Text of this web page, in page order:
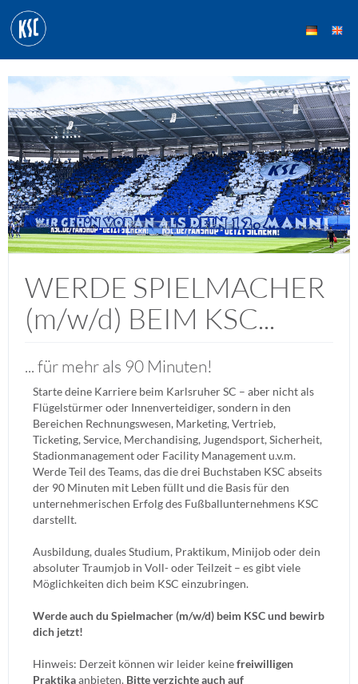
WERDE SPIELMACHER
(m/w/d) BEIM KSC...
... für mehr als 90 Minuten!
Starte deine Karriere beim Karlsruher SC – aber nicht als
Flügelstürmer oder Innenverteidiger, sondern in den
Bereichen Rechnungswesen, Marketing, Vertrieb,
Ticketing, Service, Merchandising, Jugendsport, Sicherheit,
Stadionmanagement oder Facility Management u.v.m.
Werde Teil des Teams, das die drei Buchstaben KSC abseits
der 90 Minuten mit Leben füllt und die Basis für den
unternehmerischen Erfolg des Fußballunternehmens KSC
darstellt.
Ausbildung, duales Studium, Praktikum, Minijob oder dein
absoluter Traumjob in Voll- oder Teilzeit – es gibt viele
Möglichkeiten dich beim KSC einzubringen.
Werde auch du Spielmacher (m/w/d) beim KSC und bewirb
dich jetzt!
Hinweis: Derzeit können wir leider keinefreiwilligen
Praktikaanbieten. Bitte verzichte auch auf